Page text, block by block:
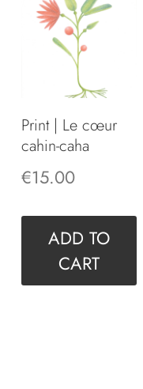
Print | Le cœur
cahin-caha
€15.00
ADD TO
CART